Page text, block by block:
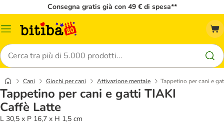
Consegna gratis già con 49 € di spesa**
Overview
Cerca
Cani Giochi per cani Attivazione mentale Tappetino per cani e
Tappetino per cani e gatti TIAKI
Caffè Latte
L 30,5 x P 16,7 x H 1,5 cm